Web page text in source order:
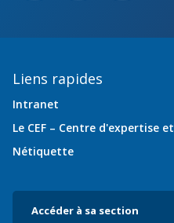
Liens rapides
Intranet
Le CEF – Centre d'expertise
Nétiquette
Accéder à sa section